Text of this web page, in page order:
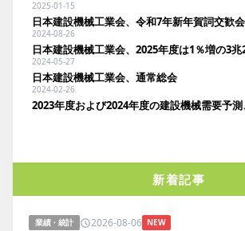
2025-01-15
日本建設機械工業会、令和7年新年賀詞交歓
2024-08-26
2024-05-27
日本建設機械工業会、通常総会
2024-02-26
新着記事
業績・統計 2026-08-06 NEW